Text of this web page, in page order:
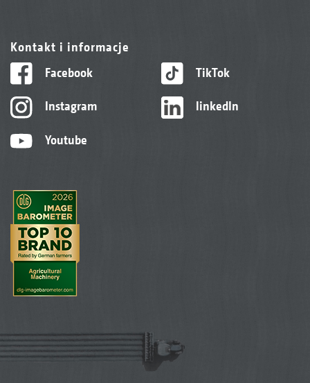
Kontakt i informacje
Facebook
Instagram
Youtube
TikTok
linkedIn